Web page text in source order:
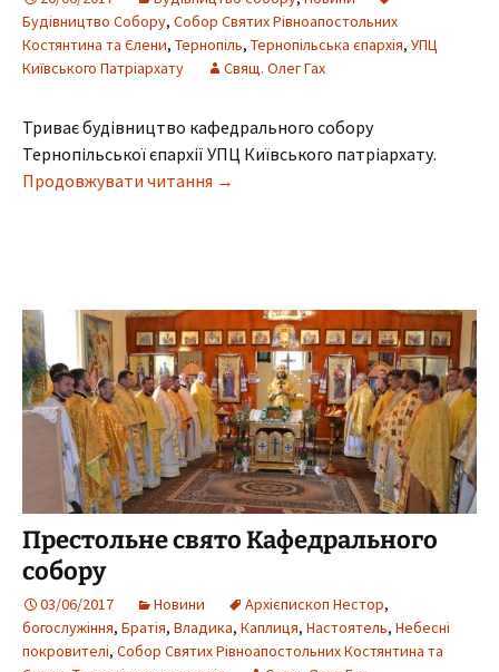
Будівництво Собору, Собор Святих Рівноапостольних
Костянтина та Єлени, Тернопіль, Тернопільська єпархія, УПЦ
Київського Патріархату
Свящ. Олег Гах
Триває будівництво кафедрального собору
Тернопільської єпархії УПЦ Київського патріархату.
Продовжувати читання Завершено роботи з монтування
→
Престольне свято Кафедрального
собору
03/06/2017 Новини Архієпископ Нестор,
богослужіння, Братія, Владика, Каплиця, Настоятель, Небесні
покровителі, Собор Святих Рівноапостольних Костянтина та